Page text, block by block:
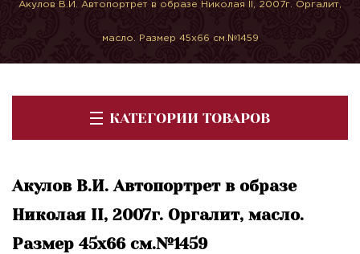
Акулов В.И. Автопортрет в образе Николая II, 2007г. Оргалит,
масло. Размер 45х66 см.№1459
КАТЕГОРИИ ТОВАРОВ
Акулов В.И. Автопортрет в образе
Николая II, 2007г. Оргалит, масло.
Размер 45х66 см.№1459